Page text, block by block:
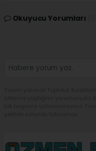
Okuyucu Yorumları